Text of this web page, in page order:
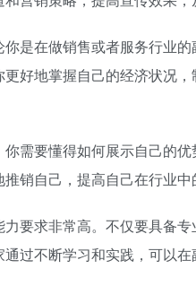
是在做销售或者服务行业
好地掌握自己的经济状况
需要懂得如何展示自己的
销自己，提高自己在行业中
要求非常高。不仅要具备
过不断学习和实践，可以在